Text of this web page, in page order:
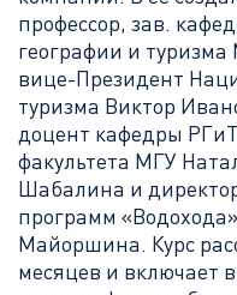
профессор, зав.
географии и
вице-Президент
туризма Виктор
доцент кафедры РГиТ
факультета МГУ
Шабалина и
программ
Майоршина. Курс
месяцев и включает